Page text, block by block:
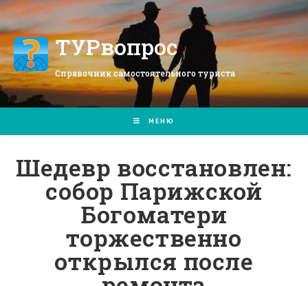
Перейти
к
содержимомуТУРвопрос
Справочник самостоятельного туриста
МЕНЮ
Шедевр восстановлен:
собор Парижской
Богоматери
торжественно
открылся после